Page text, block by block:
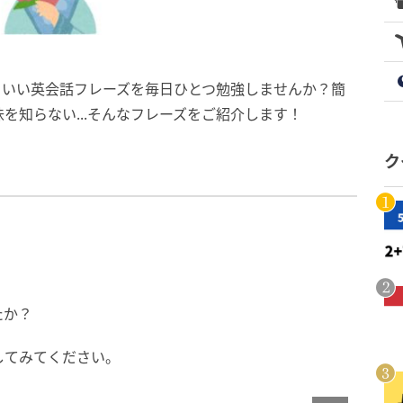
い英会話フレーズを毎日ひとつ勉強しませんか？簡
知らない...そんなフレーズをご紹介します！
？
みてください。